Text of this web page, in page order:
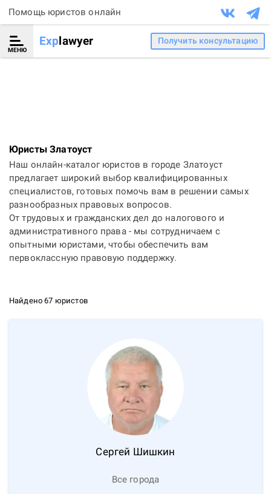
Помощь юристов онлайн
МЕНЮ
Explawyer Получить консультацию
Юристы Златоуст
Наш онлайн-каталог юристов в городе Златоуст
предлагает широкий выбор квалифицированных
специалистов, готовых помочь вам в решении самых
разнообразных правовых вопросов.
От трудовых и гражданских дел до налогового и
административного права - мы сотрудничаем с
опытными юристами, чтобы обеспечить вам
первоклассную правовую поддержку.
Найдено 67 юристов
Сергей Шишкин
Все города